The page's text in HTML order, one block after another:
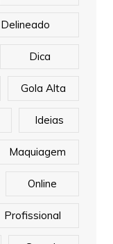
Delineado
Dica
Gola Alta
Ideias
Maquiagem
Online
Profissional